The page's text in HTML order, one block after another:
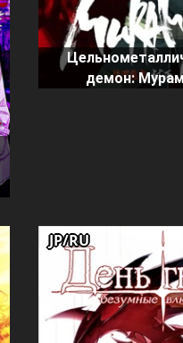
демон:
JP/RU